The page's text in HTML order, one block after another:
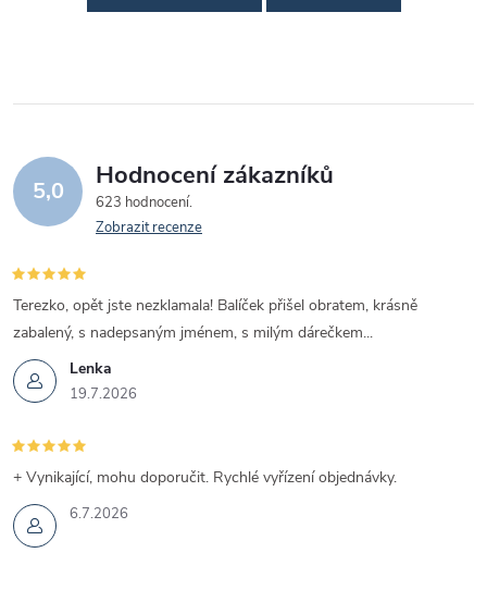
5,0 Hodnocení zákazníků
623 hodnocení
Zobrazit recenze
Lenka
19.7.2026
Terezko, opět jste nezklamala! Balíček přišel obratem, krásně
zabalený, s nadepsaným jménem, s milým dárečkem...
6.7.2026
+ Vynikající, mohu doporučit. Rychlé vyřízení objednávky.